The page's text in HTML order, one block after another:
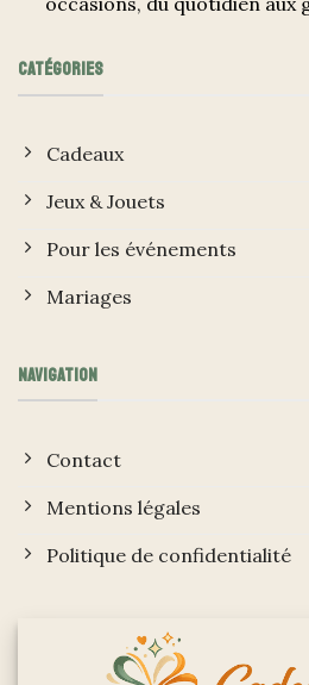
CATÉGORIES
Cadeaux
Jeux & Jouets
Pour les événements
Mariages
NAVIGATION
Contact
Mentions légales
Politique de confidentialité